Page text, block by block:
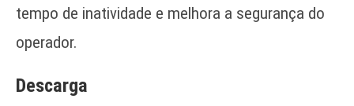
tempo de inatividade e melhora a segurança do
operador.
Descarga